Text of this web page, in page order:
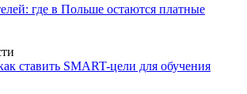
где в Польше остаются платные
ставить SMART-цели для обучения